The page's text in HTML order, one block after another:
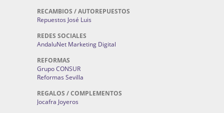
RECAMBIOS / AUTOREPUESTOS
Repuestos José Luis
REDES SOCIALES
AndaluNet Marketing Digital
REFORMAS
Grupo CONSUR
Reformas Sevilla
REGALOS / COMPLEMENTOS
Jocafra Joyeros